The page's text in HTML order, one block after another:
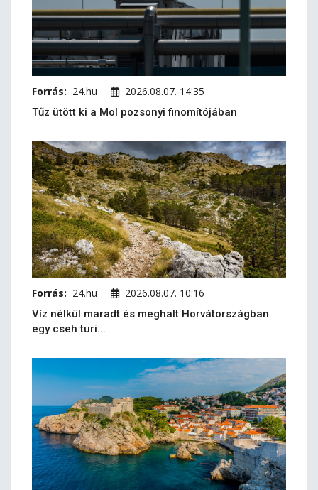
Forrás: 24.hu 2026.08.07. 14:35
Tűz ütött ki a Mol pozsonyi finomítójában
Forrás: 24.hu 2026.08.07. 10:16
Víz nélkül maradt és meghalt Horvátországban
egy cseh turi...